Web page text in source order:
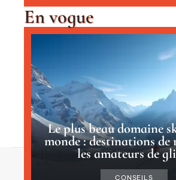
En vogue
Le plus beau domaine
monde : destinations de
les amateurs de
CONSEILS
Mentions Légales